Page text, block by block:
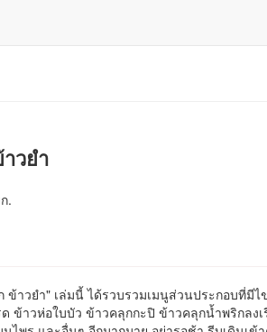
วยำ
.
ข้าวยำ" เล่มนี้ ได้รวบรวมเมนูส่วนประกอบที่มีไ
ข้าวห่อใบบัว ข้าวคลุกกะปิ ข้าวคลุกน้ำพริกลงเ